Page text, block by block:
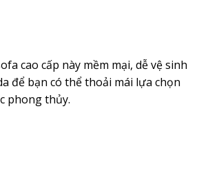
cao cấp này mềm mại, dễ vệ sinh
để bạn có thể thoải mái lựa chọn
phong thủy.